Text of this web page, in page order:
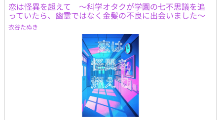
恋は怪異を超えて ～科学オタクが学園の七不思議を追
っていたら、幽霊ではなく金髪の不良に出会いました～
衣谷たぬき